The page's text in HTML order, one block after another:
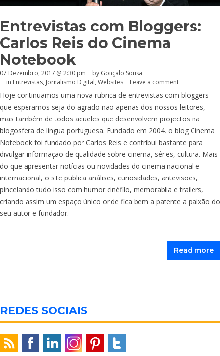
Entrevistas com Bloggers:
Carlos Reis do Cinema
Notebook
07 Dezembro, 2017 @ 2:30 pm by Gonçalo Sousa
in Entrevistas, Jornalismo Digital, Websites Leave a comment
Hoje continuamos uma nova rubrica de entrevistas com bloggers
que esperamos seja do agrado não apenas dos nossos leitores,
mas também de todos aqueles que desenvolvem projectos na
blogosfera de língua portuguesa. Fundado em 2004, o blog Cinema
Notebook foi fundado por Carlos Reis e contribui bastante para
divulgar informação de qualidade sobre cinema, séries, cultura. Mais
do que apresentar notícias ou novidades do cinema nacional e
internacional, o site publica análises, curiosidades, antevisões,
pincelando tudo isso com humor cinéfilo, memorablia e trailers,
criando assim um espaço único onde fica bem a patente a paixão do
seu autor e fundador.
Read more
REDES SOCIAIS